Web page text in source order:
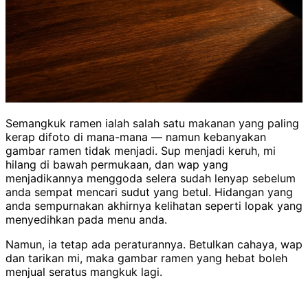
Semangkuk ramen ialah salah satu makanan yang paling
kerap difoto di mana-mana — namun kebanyakan
gambar ramen tidak menjadi. Sup menjadi keruh, mi
hilang di bawah permukaan, dan wap yang
menjadikannya menggoda selera sudah lenyap sebelum
anda sempat mencari sudut yang betul. Hidangan yang
anda sempurnakan akhirnya kelihatan seperti lopak yang
menyedihkan pada menu anda.
Namun, ia tetap ada peraturannya. Betulkan cahaya, wap
dan tarikan mi, maka gambar ramen yang hebat boleh
menjual seratus mangkuk lagi.